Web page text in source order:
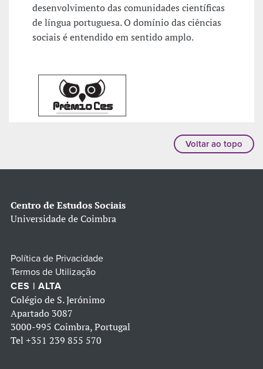
desenvolvimento das comunidades científicas
de língua portuguesa. O domínio das ciências
sociais é entendido em sentido amplo.
Voltar ao topo
Centro de Estudos Sociais
Universidade de Coimbra
Política de Privacidade
Termos de Utilização
CES | ALTA
Colégio de S. Jerónimo
Apartado 3087
3000-995 Coimbra, Portugal
Tel +351 239 855 570